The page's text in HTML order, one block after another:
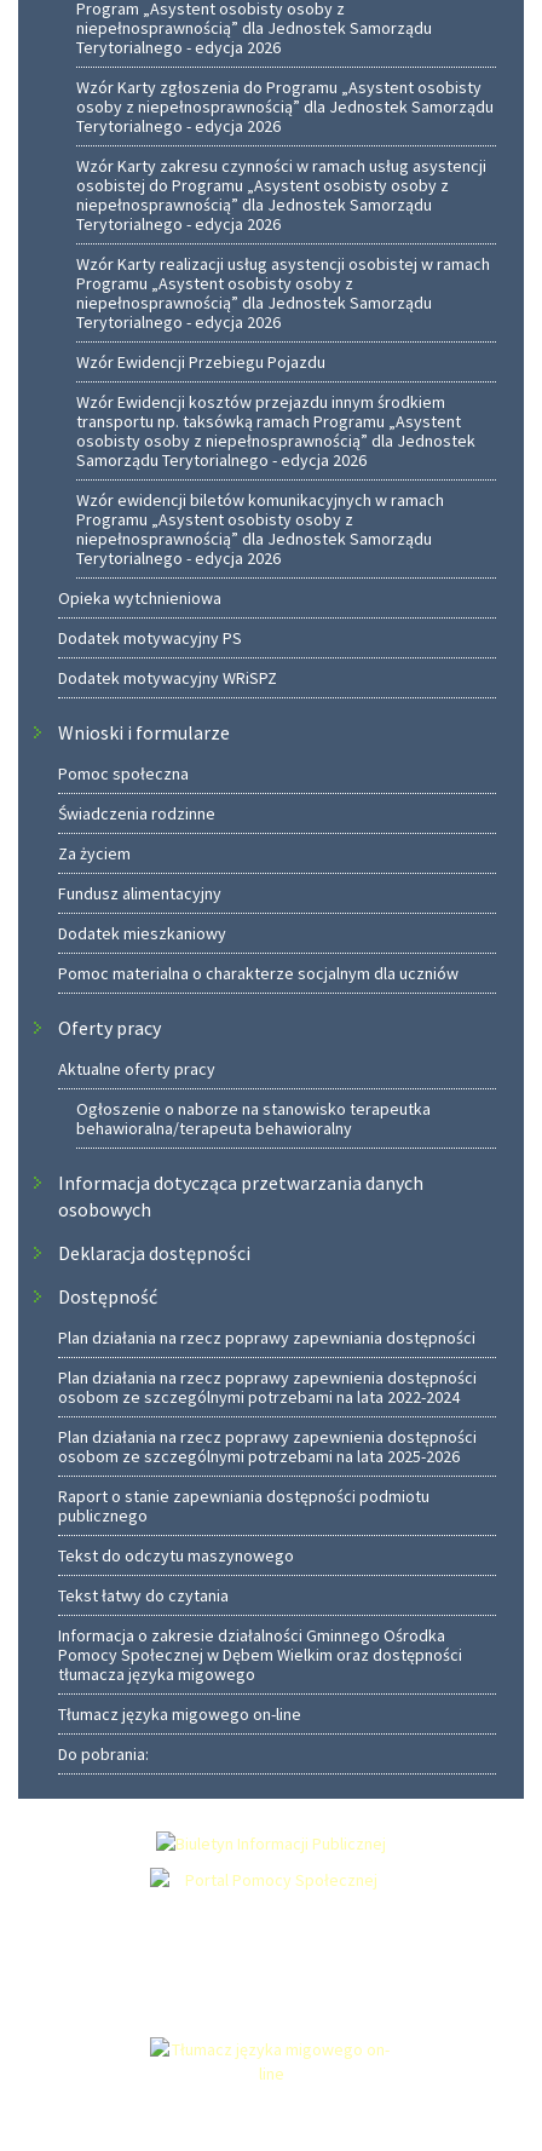
Program „Asystent osobisty osoby z
niepełnosprawnością” dla Jednostek Samorządu
Terytorialnego - edycja 2026
Wzór Karty zgłoszenia do Programu „Asystent osobisty
osoby z niepełnosprawnością” dla Jednostek Samorządu
Terytorialnego - edycja 2026
Wzór Karty zakresu czynności w ramach usług asystencji
osobistej do Programu „Asystent osobisty osoby z
niepełnosprawnością” dla Jednostek Samorządu
Terytorialnego - edycja 2026
Wzór Karty realizacji usług asystencji osobistej w ramach
Programu „Asystent osobisty osoby z
niepełnosprawnością” dla Jednostek Samorządu
Terytorialnego - edycja 2026
Wzór Ewidencji Przebiegu Pojazdu
Wzór Ewidencji kosztów przejazdu innym środkiem
transportu np. taksówką ramach Programu „Asystent
osobisty osoby z niepełnosprawnością” dla Jednostek
Samorządu Terytorialnego - edycja 2026
Wzór ewidencji biletów komunikacyjnych w ramach
Programu „Asystent osobisty osoby z
niepełnosprawnością” dla Jednostek Samorządu
Terytorialnego - edycja 2026
Opieka wytchnieniowa
Dodatek motywacyjny PS
Dodatek motywacyjny WRiSPZ
Wnioski i formularze
Pomoc społeczna
Świadczenia rodzinne
Za życiem
Fundusz alimentacyjny
Dodatek mieszkaniowy
Pomoc materialna o charakterze socjalnym dla uczniów
Oferty pracy
Aktualne oferty pracy
Ogłoszenie o naborze na stanowisko terapeutka
behawioralna/terapeuta behawioralny
Informacja dotycząca przetwarzania danych
osobowych
Deklaracja dostępności
Dostępność
Plan działania na rzecz poprawy zapewniania dostępności
Plan działania na rzecz poprawy zapewnienia dostępności
osobom ze szczególnymi potrzebami na lata 2022-2024
Plan działania na rzecz poprawy zapewnienia dostępności
osobom ze szczególnymi potrzebami na lata 2025-2026
Raport o stanie zapewniania dostępności podmiotu
publicznego
Tekst do odczytu maszynowego
Tekst łatwy do czytania
Informacja o zakresie działalności Gminnego Ośrodka
Pomocy Społecznej w Dębem Wielkim oraz dostępności
tłumacza języka migowego
Tłumacz języka migowego on-line
Do pobrania: